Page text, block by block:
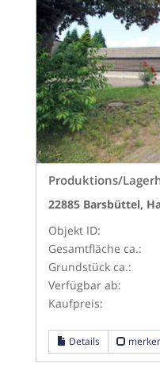
Produktions/
22885 Barsbüttel,
Objekt ID:
Gesamtfläche ca.:
Grund­stück ca.:
Verfügbar ab:
Kaufpreis:
Details